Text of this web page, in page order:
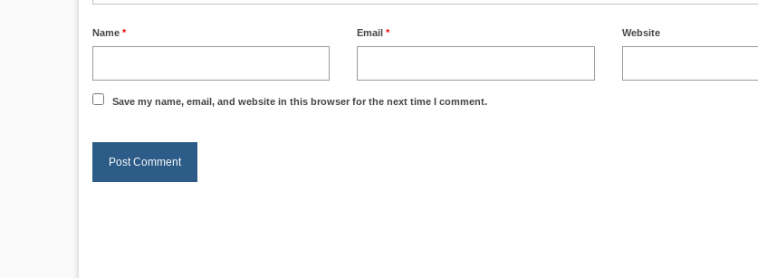
Name * Email* Website
Save my name, email, and website in this browser for the next time I comment.